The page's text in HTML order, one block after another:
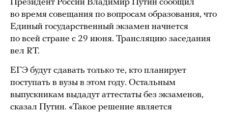
Президент России Владимир Путин сообщил
во время совещания по вопросам образования, что
Единый государственный экзамен начнется
по всей стране с 29 июня. Трансляцию заседания
вел RT.
ЕГЭ будут сдавать только те, кто планирует
поступать в вузы в этом году. Остальным
выпускникам выдадут аттестаты без экзаменов,
сказал Путин. «Такое решение является